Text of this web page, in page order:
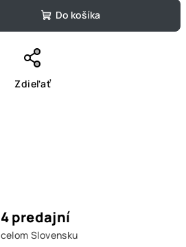
Do košíka
Zdieľať
predajní
Slovensku